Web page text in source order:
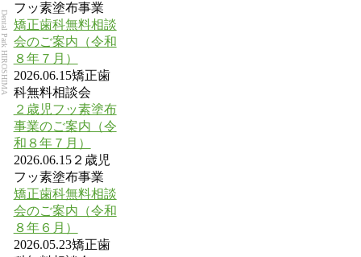
Dental Park HIROSHIMA
フッ素塗布事業
矯正歯科無料相談
会のご案内（令和
８年７月）
2026.06.15矯正歯
科無料相談会
２歳児フッ素塗布
事業のご案内（令
和８年７月）
2026.06.15２歳児
フッ素塗布事業
矯正歯科無料相談
会のご案内（令和
８年６月）
2026.05.23矯正歯